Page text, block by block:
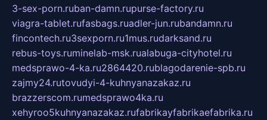
3-sex-porn.ruban-damn.rupurse-factory.ru
viagra-tablet.rufasbags.ruadler-jun.rubandamn.ru
fincontech.ru3sexporn.ru1mus.rudarksand.ru
rebus-toys.ruminelab-msk.rualabuga-cityhotel.ru
medsprawo-4-ka.ru2864420.rublagodarenie-spb.ru
zajmy24.rutovudyi-4-kuhnyanazakaz.ru
brazzerscom.rumedsprawo4ka.ru
xehyroo5kuhnyanazakaz.rufabrikayfabrikaefabrika.ru